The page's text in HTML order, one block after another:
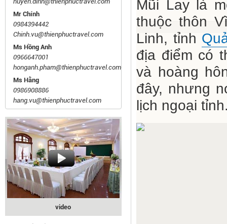
Mr Chính
0984394442
Chinh.vu@thienphuctravel.com
Ms Hồng Anh
0966647001
honganh.pham@thienphuctravel.com
Ms Hằng
0986908886
hang.vu@thienphuctravel.com
video
Mũi Lay là
thuộc thôn
Linh, tỉnh
địa điểm có
và hoàng
đây, nhưng
lịch ngoại